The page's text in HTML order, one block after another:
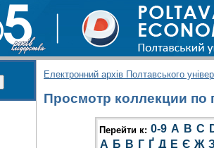
Електронний архів Полтавського
Просмотр коллекции по
Перейти к: 0-9 A B C
А Б В Г Ґ Д Е Є Ж